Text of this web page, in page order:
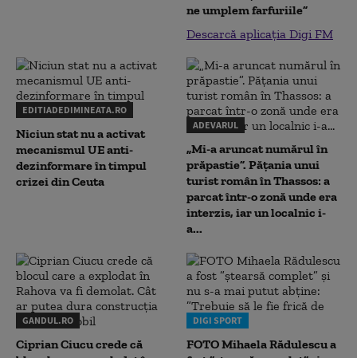
ne umplem farfuriile”
Descarcă aplicația Digi FM
EDITIADEDIMINEATA.RO
Niciun stat nu a activat
mecanismul UE anti-
dezinformare în timpul
crizei din Ceuta
ADEVARUL
„Mi-a aruncat numărul în
prăpastie”. Pățania unui
turist român în Thassos: a
parcat într-o zonă unde era
interzis, iar un localnic i-
a...
GANDUL.RO
Ciprian Ciucu crede că
DIGI SPORT
FOTO Mihaela Rădulescu a